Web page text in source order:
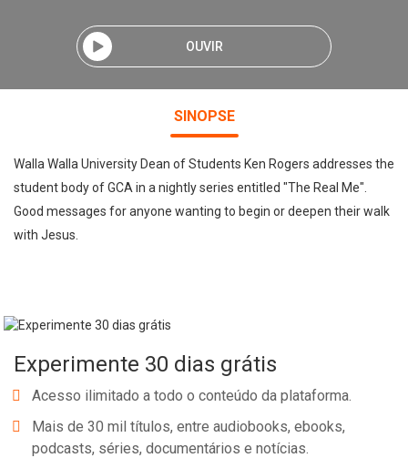
OUVIR
SINOPSE
Walla Walla University Dean of Students Ken Rogers addresses the
student body of GCA in a nightly series entitled "The Real Me".
Good messages for anyone wanting to begin or deepen their walk
with Jesus.
Experimente 30 dias grátis
Acesso ilimitado a todo o conteúdo da plataforma.
Mais de 30 mil títulos, entre audiobooks, ebooks,
podcasts, séries, documentários e notícias.